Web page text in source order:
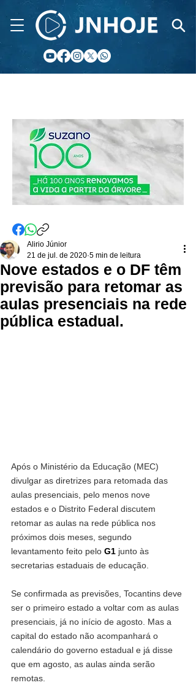
Nove estados e o DF têm
previsão para retomar as
aulas presenciais na rede
pública estadual.
Alirio Júnior
21 de jul. de 2020 5 min de leitura
Após o Ministério da Educação (MEC)
divulgar as diretrizes para retomada das
aulas presenciais, pelo menos nove
estados e o Distrito Federal discutem
retomar as aulas na rede pública nos
próximos dois meses, segundo
levantamento feito pelo G1 junto às
secretarias estaduais de educação.
Se confirmada as previsões, Tocantins deve
ser o primeiro estado a voltar com as aulas
presenciais, já no início de agosto. Mas a
capital do estado não acompanhará o
calendário do governo estadual e já disse
que em agosto, as aulas ainda serão
remotas.